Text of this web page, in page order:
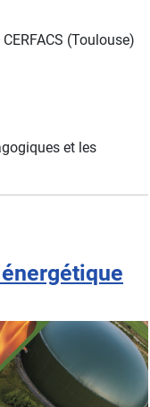
(Toulouse)
et les